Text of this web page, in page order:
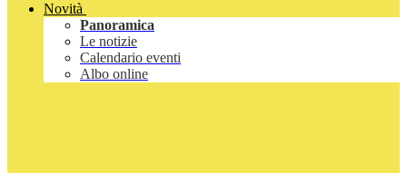
Novità
Panoramica
Le notizie
Calendario eventi
Albo online